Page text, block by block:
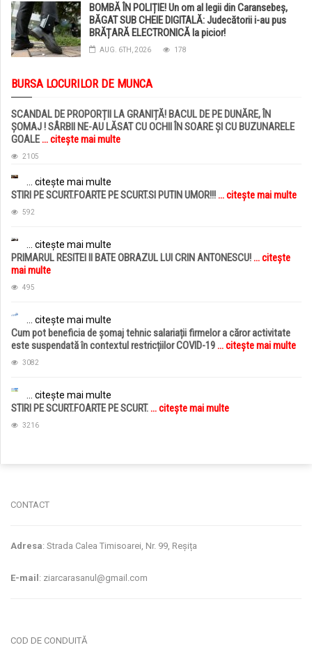
BOMBĂ ÎN POLIȚIE! Un om al legii din Caransebeș,
BĂGAT SUB CHEIE DIGITALĂ: Judecătorii i-au pus
BRĂȚARĂ ELECTRONICĂ la picior!
AUG. 6TH, 2026 178
BURSA LOCURILOR DE MUNCA
SCANDAL DE PROPORȚII LA GRANIȚĂ! BACUL DE PE DUNĂRE, ÎN
ȘOMAJ ! SÂRBII NE-AU LĂSAT CU OCHII ÎN SOARE ȘI CU BUZUNARELE
GOALE... citește mai multe
2105
... citește mai multe
STIRI PE SCURT.FOARTE PE SCURT.SI PUTIN UMOR!!!... citește mai multe
592
... citește mai multe
PRIMARUL RESITEI II BATE OBRAZUL LUI CRIN ANTONESCU!... citește
mai multe
495
... citește mai multe
Cum pot beneficia de șomaj tehnic salariații firmelor a căror activitate
este suspendată în contextul restricțiilor COVID-19... citește mai multe
3082
... citește mai multe
STIRI PE SCURT.FOARTE PE SCURT.... citește mai multe
3216
CONTACT
Adresa: Strada Calea Timisoarei, Nr. 99, Reșița
E-mail: ziarcarasanul@gmail.com
COD DE CONDUITĂ